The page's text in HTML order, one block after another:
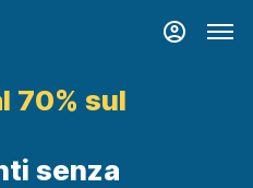
70% sul
senza